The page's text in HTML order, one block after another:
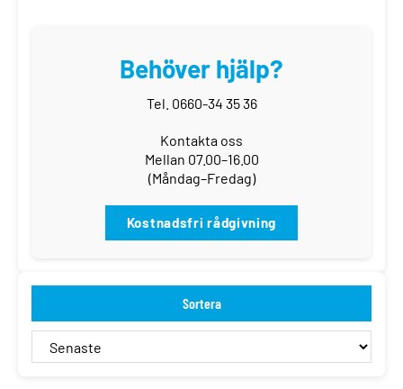
Behöver hjälp?
Tel. 0660-34 35 36
Kontakta oss
Mellan 07.00–16.00
(Måndag–Fredag)
Kostnadsfri rådgivning
Sortera